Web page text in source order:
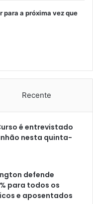
para a próxima vez que
Recente
é entrevistado
nesta quinta-
defende
para todos os
e aposentados